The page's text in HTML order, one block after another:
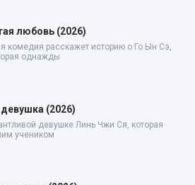
любовь (2026)
комедия расскажет историю о Го Ын Сэ,
однажды
девушка (2026)
девушке Линь Чжи Ся, которая
учеником